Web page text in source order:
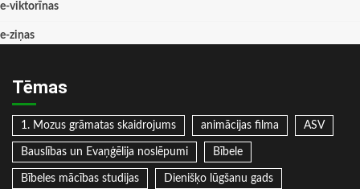
e-viktorīnas
e-ziņas
Tēmas
1. Mozus grāmatas skaidrojums animācijas filma ASV
Bauslības un Evaņģēlija noslēpumi Bībele
Bībeles mācības studijas Dienišķo lūgšanu gads